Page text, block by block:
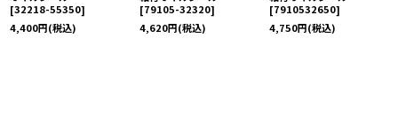
[32218-55350]
4,400円(税込)
[79105-32320]
4,620円(税込)
[7910532650]
4,750円(税込)